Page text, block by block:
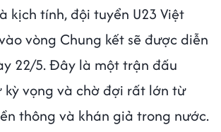
kịch tính, đội tuyển U23 Việt
vòng Chung kết sẽ được diễn
22/5. Đây là một trận đấu
kỳ vọng và chờ đợi rất lớn từ
thông và khán giả trong nước.